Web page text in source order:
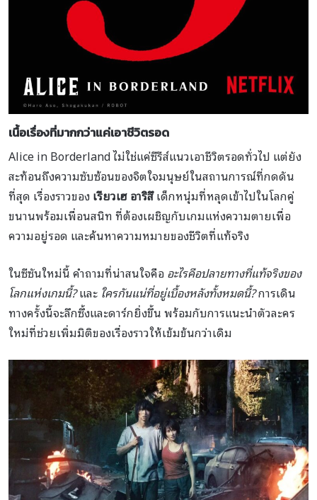
เนื้อเรื่องที่มากกว่าแค่เอาชีวิตรอด
Alice in Borderland ไม่ใช่แค่ซีรีส์แนวเอาชีวิตรอดทั่วไป แต่ยัง
สะท้อนถึงความซับซ้อนของจิตใจมนุษย์ในสถานการณ์ที่กดดัน
ที่สุด เรื่องราวของเรียวเฮ อาริสึเด็กหนุ่มที่หลุดเข้าไปในโลกคู่
ขนานพร้อมเพื่อนสนิท ที่ต้องเผชิญกับเกมแห่งความตายเพื่อ
ความอยู่รอด และค้นหาความหมายของชีวิตที่แท้จริง
ในซีซันใหม่นี้ คำถามที่น่าสนใจคืออะไรคือปลายทางที่แท้จริงของ
โลกแห่งเกมนี้?และ ใครกันแน่ที่อยู่เบื้องหลังทั้งหมดนี้?การเดิน
ทางครั้งนี้จะลึกซึ้งและดาร์กยิ่งขึ้น พร้อมกับการแนะนำตัวละคร
ใหม่ที่ช่วยเพิ่มมิติของเรื่องราวให้เข้มข้นกว่าเดิม